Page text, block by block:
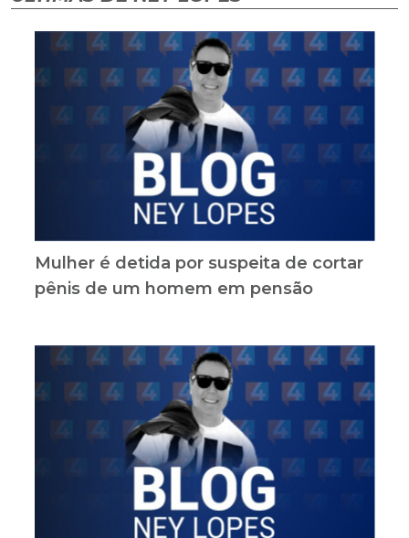
Mulher é detida por suspeita de cortar
pênis de um homem em pensão